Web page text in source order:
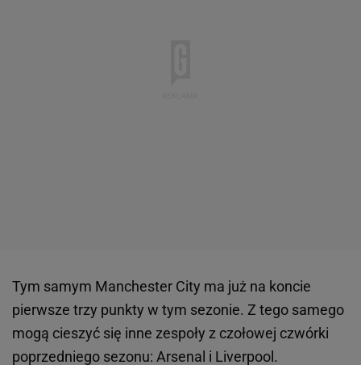
Tym samym Manchester City ma już na koncie
pierwsze trzy punkty w tym sezonie. Z tego samego
mogą cieszyć się inne zespoły z czołowej czwórki
poprzedniego sezonu: Arsenal i Liverpool.